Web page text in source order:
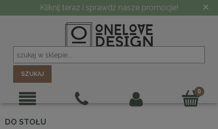
Kliknij teraz i sprawdź nasze promocje! ×
SZUKAJ
DO STOŁU